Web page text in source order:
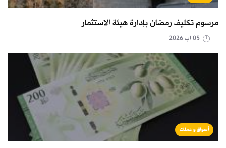
مرسوم تكليف رمضان بإدارة هيئة الاستثمار
أسواق و عملات